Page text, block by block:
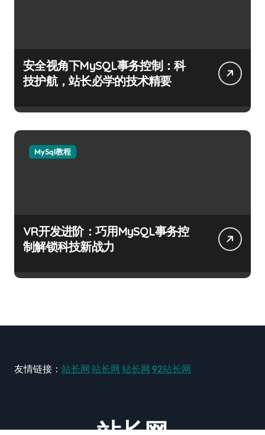
安全视角下MySQL事务控制：科
技护航，站长必学的技术精要
MySql教程
VR开发进阶：巧用MySQL事务控
制解锁科技新战力
友情链接： 站长网 站长网 站长网 92站长网